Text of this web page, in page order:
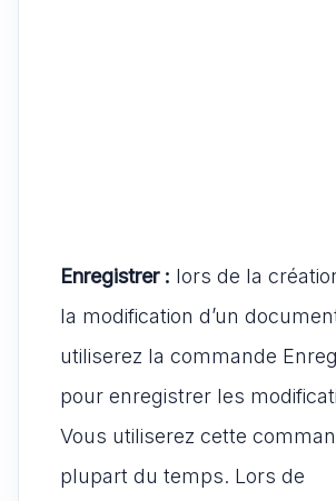
Enregistrer : lors de la
la modification d’un
utiliserez la commande
pour enregistrer les
Vous utiliserez cette
plupart du temps. Lors de